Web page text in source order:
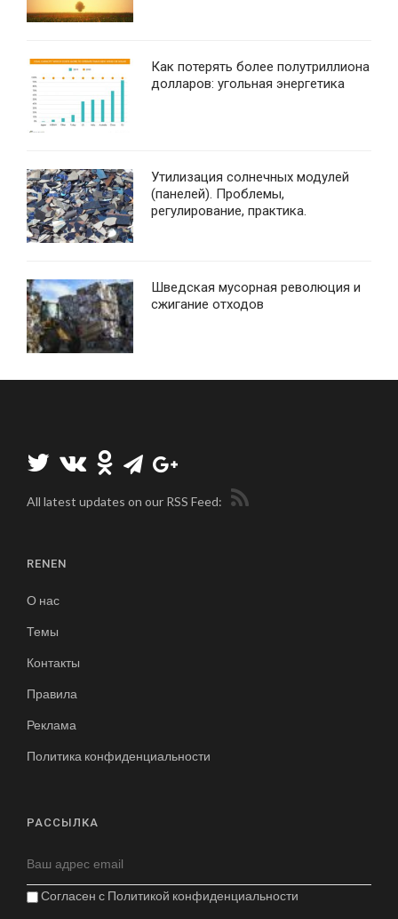
Как потерять более полутриллиона
долларов: угольная энергетика
Утилизация солнечных модулей
(панелей). Проблемы,
регулирование, практика.
Шведская мусорная революция и
сжигание отходов
All latest updates on our RSS Feed:
RENEN
О нас
Темы
Контакты
Правила
Реклама
Политика конфиденциальности
РАССЫЛКА
Согласен с Политикой конфиденциальности